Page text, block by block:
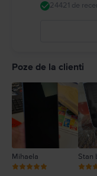
24421 de
Poze de la clienti
Mihaela Stan